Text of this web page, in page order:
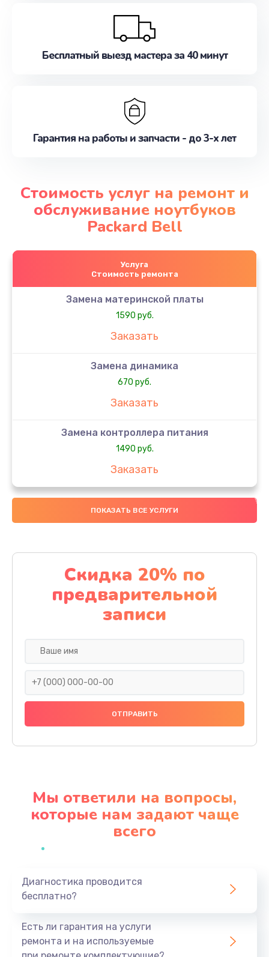
Бесплатный выезд мастера за 40 минут
Гарантия на работы и запчасти - до 3-х лет
Стоимость услуг на ремонт и
обслуживание ноутбуков
Packard Bell
Услуга
Стоимость ремонта
Замена материнской платы
1590 руб.
Заказать
Замена динамика
670 руб.
Заказать
Замена контроллера питания
1490 руб.
Заказать
Замена южного моста
2620 руб.
Чистка от пыли
940 руб.
Заказать
Настройка BIOS
1490 руб.
Заказать
Ремонт разъема питания
Заказать
ПОКАЗАТЬ ВСЕ УСЛУГИ
Скидка 20% по
предварительной
записи
Мы ответили на вопросы,
которые нам задают чаще
всего
Диагностика проводится
бесплатно?
Есть ли гарантия на услуги
ремонта и на используемые